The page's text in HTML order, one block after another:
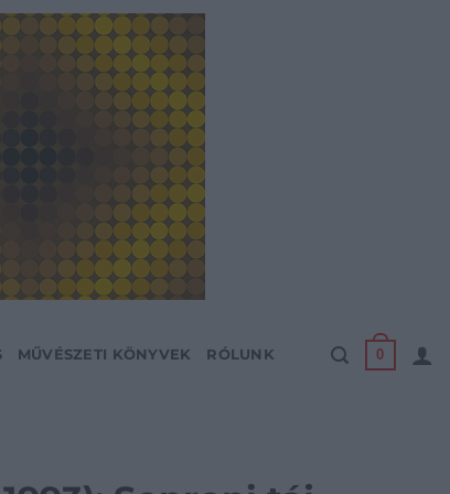
MŰVÉSZETI KÖNYVEK RÓLUNK 0